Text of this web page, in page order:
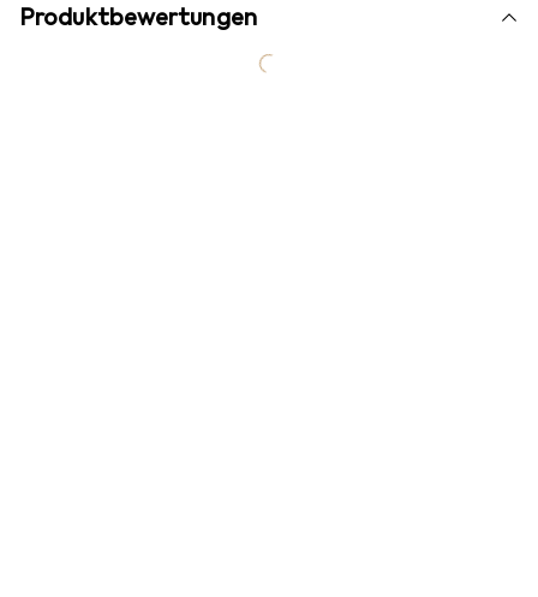
Produktbewertungen